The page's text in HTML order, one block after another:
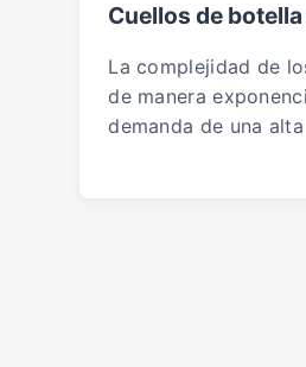
Cuellos de
La complejidad de
de manera
demanda de una